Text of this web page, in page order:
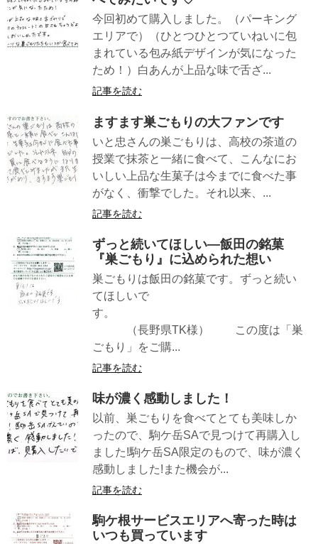
今回初めて購入しました。（パーキング
エリアで）（ひとつひとつていねいに包
まれている包み紙デザインが気になった
ため！）白あんが上品な味で舌ざ...
記事を読む
ますます巣ごもりの大ファンです
いと忠さんの巣ごもりは、高校の茶道の
授業で抹茶と一緒に食べて、こんなにお
いしい上品な生菓子は今までに食べた事
がなく、衝撃でした。それ以来、...
記事を読む
ずっと続いてほしい—飯田の銘菓
『巣ごもり』に込められた想い
巣ごもりは飯田の銘菓です。ずっと続い
てほしいで
す。
（長野県TK様） この度は「巣
ごもり」をご購...
記事を読む
味が濃く感動しました！
以前、巣ごもりを食べてとても美味しか
ったので、駒ケ岳SAで見つけて再購入し
ました!駒ケ岳SA限定のもので、味が濃く
感動しました!また機会が...
記事を読む
駒ケ根サービスエリアへ寄った時は
いつも買っています